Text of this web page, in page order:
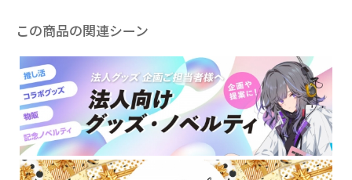
この商品の関連シーン